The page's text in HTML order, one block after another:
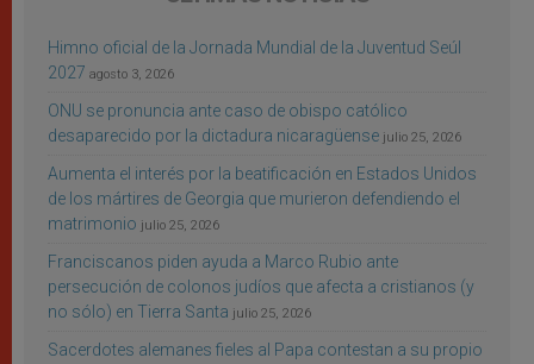
Himno oficial de la Jornada Mundial de la Juventud Seúl
2027 agosto 3, 2026
ONU se pronuncia ante caso de obispo católico
desaparecido por la dictadura nicaragüense julio 25, 2026
Aumenta el interés por la beatificación en Estados Unidos
de los mártires de Georgia que murieron defendiendo el
matrimonio julio 25, 2026
Franciscanos piden ayuda a Marco Rubio ante
persecución de colonos judíos que afecta a cristianos (y
no sólo) en Tierra Santa julio 25, 2026
Sacerdotes alemanes fieles al Papa contestan a su propio